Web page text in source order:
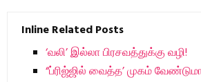
Inline Related Posts
‘வலி’ இல்லா பிரசவத்துக்கு வழி!
“ப்ரிஜ்ஜில் வைத்த’ முகம்